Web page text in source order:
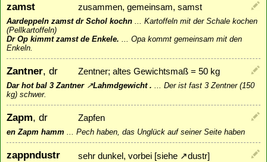
zamst zusammen, gemeinsam, samst
Aardeppeln zamst dr Schol kochn ... Kartoffeln mit der Schale kochen
(Pellkartoffeln)
Dr Op kimmt zamst de Enkele. ... Opa kommt gemeinsam mit den
Enkeln.
Zantner, dr Zentner; altes Gewichtsmaß = 50 kg
Dar hot bal 3 Zantner ↗Lahmdgewicht. ... Der ist fast 3 Zentner (150
kg) schwer.
Zapm, dr Zapfen
en Zapm hamm ... Pech haben, das Unglück auf seiner Seite haben
zappndustr sehr dunkel, vorbei [siehe ↗dustr]